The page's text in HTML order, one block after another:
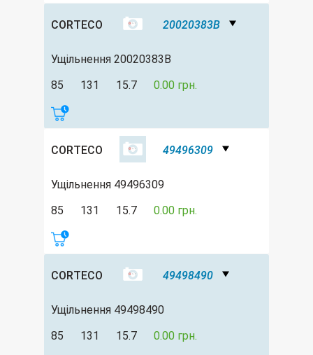
CORTECO 20020383B
Ущільнення 20020383B
85
131 15.7 0.00 грн.
CORTECO 49496309
Ущільнення 49496309
85
131 15.7 0.00 грн.
CORTECO 49498490
Ущільнення 49498490
85
131 15.7 0.00 грн.